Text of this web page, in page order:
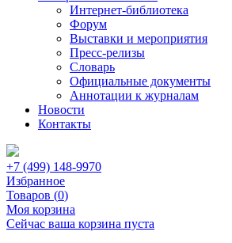
Интернет-библиотека
Форум
Выставки и мероприятия
Пресс-релизы
Словарь
Официальные документы
Аннотации к журналам
Новости
Контакты
+7 (499) 148-9970
Избранное
Товаров (0)
Моя корзина
Сейчас ваша корзина пуста